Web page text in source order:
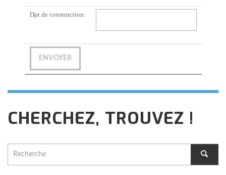
Dpt de construction:
CHERCHEZ, TROUVEZ !